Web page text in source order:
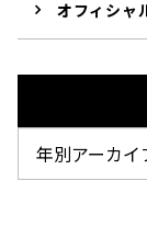
オフィシャ